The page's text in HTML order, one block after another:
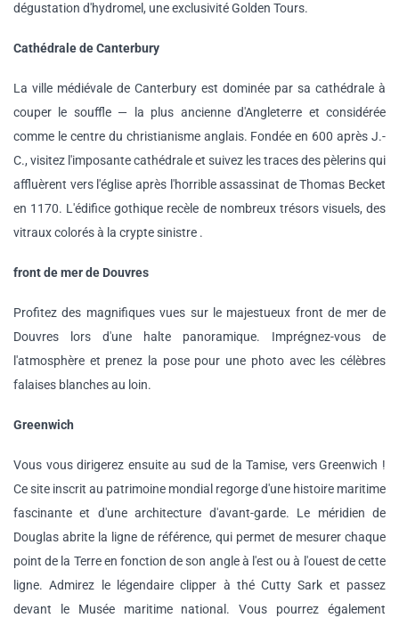
dégustation d'hydromel, une exclusivité Golden Tours.
Cathédrale de Canterbury
La ville médiévale de Canterbury est dominée par sa cathédrale à
couper le souffle — la plus ancienne d'Angleterre et considérée
comme le centre du christianisme anglais. Fondée en 600 après J.-
C., visitez l'imposante cathédrale et suivez les traces des pèlerins qui
affluèrent vers l'église après l'horrible assassinat de Thomas Becket
en 1170. L'édifice gothique recèle de nombreux trésors visuels, des
vitraux colorés à la crypte sinistre .
front de mer de Douvres
Profitez des magnifiques vues sur le majestueux front de mer de
Douvres lors d'une halte panoramique. Imprégnez-vous de
l'atmosphère et prenez la pose pour une photo avec les célèbres
falaises blanches au loin.
Greenwich
Vous vous dirigerez ensuite au sud de la Tamise, vers Greenwich !
Ce site inscrit au patrimoine mondial regorge d'une histoire maritime
fascinante et d'une architecture d'avant-garde. Le méridien de
Douglas abrite la ligne de référence, qui permet de mesurer chaque
point de la Terre en fonction de son angle à l'est ou à l'ouest de cette
ligne. Admirez le légendaire clipper à thé Cutty Sark et passez
devant le Musée maritime national. Vous pourrez également